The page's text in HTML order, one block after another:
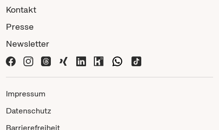
Kontakt
Presse
Newsletter
Impressum
Datenschutz
Barrierefreiheit